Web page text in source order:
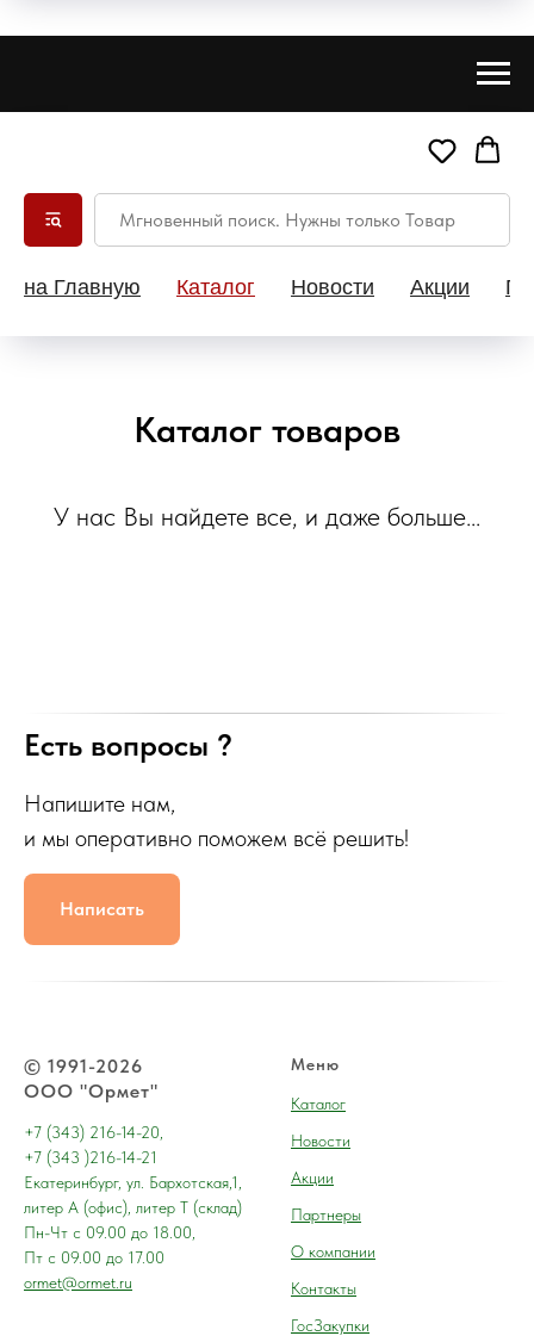
на Главную Каталог Новости Акции
Каталог товаров
У нас Вы найдете все, и даже больше...
Есть вопросы ?
Напишите нам,
и мы оперативно поможем всё решить!
Написать
© 1991-2026
ООО "Ормет"
+7 (343) 216-14-20,
+7 (343 )216-14-21
Екатеринбург, ул. Бархотская,1,
литер А (офис), литер Т (склад)
Пн-Чт с 09.00 до 18.00,
Пт с 09.00 до 17.00
ormet@ormet.ru
Меню
Каталог
Новости
Акции
Партнеры
О компании
Контакты
ГосЗакупки